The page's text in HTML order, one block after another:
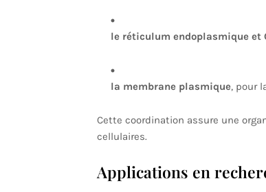
le réticulum endoplasmique et
la membrane plasmique, pour
Cette coordination assure une
cellulaires.
Applications en